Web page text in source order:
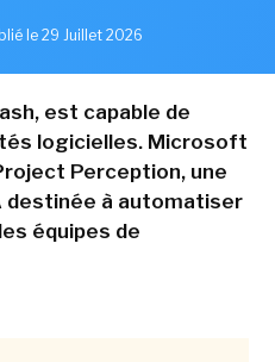
le 29 Juillet 2026
est capable de
logicielles. Microsoft
Perception, une
à automatiser
équipes de